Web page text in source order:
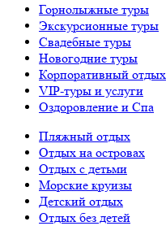
Горнолыжные туры
Экскурсионные туры
Свадебные туры
Новогодние туры
Корпоративный отдых
VIP-туры и услуги
Оздоровление и Спа
Пляжный отдых
Отдых на островах
Отдых с детьми
Морские круизы
Детский отдых
Отдых без детей